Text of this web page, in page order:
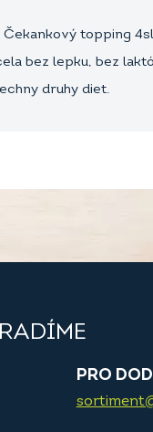
topping
bez lepku, bez
druhy diet.
PRO